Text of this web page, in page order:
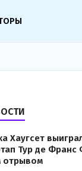
Хаугсет
Тур де
отрывом